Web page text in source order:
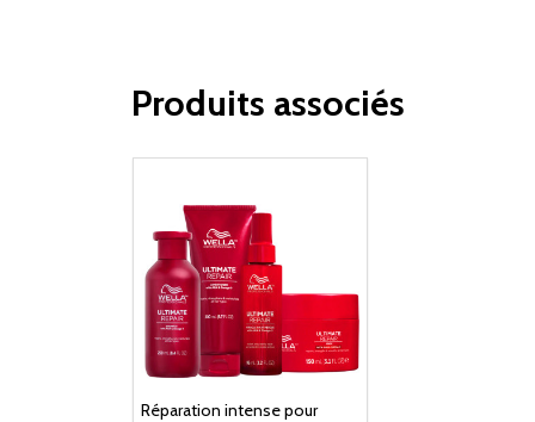
Produits associés
Réparation intense pour